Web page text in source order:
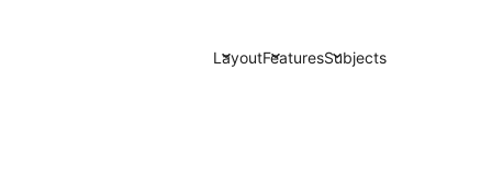
LayoutFeaturesSubjects